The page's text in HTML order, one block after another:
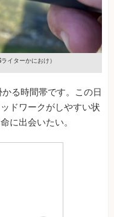
イターかにおけ）
る時間帯です。この日
ドワークがしやすい状
に出会いたい。